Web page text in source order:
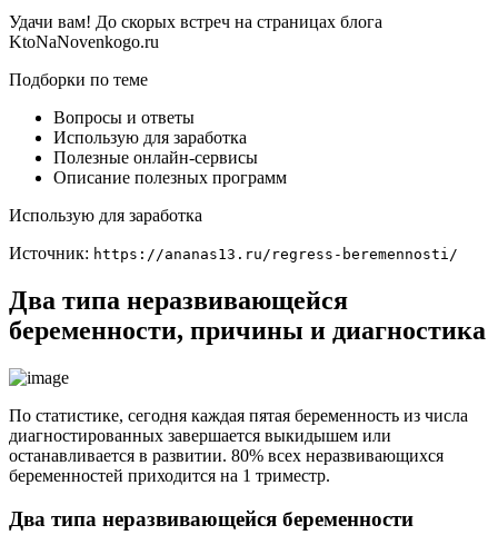
Удачи вам! До скорых встреч на страницах блога
KtoNaNovenkogo.ru
Подборки по теме
Вопросы и ответы
Использую для заработка
Полезные онлайн-сервисы
Описание полезных программ
Использую для заработка
Источник: https://ananas13.ru/regress-beremennosti/
Два типа неразвивающейся
беременности, причины и диагностика
По статистике, сегодня каждая пятая беременность из числа
диагностированных завершается выкидышем или
останавливается в развитии. 80% всех неразвивающихся
беременностей приходится на 1 триместр.
Два типа неразвивающейся беременности